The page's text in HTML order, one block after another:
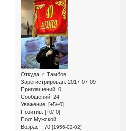
Откуда: г. Тамбов
Зарегистрирован: 2017-07-09
Приглашений: 0
Сообщений: 24
Уважение: [+5/-0]
Позитив: [+0/-0]
Пол: Мужской
Возраст: 70 [1956-02-02]